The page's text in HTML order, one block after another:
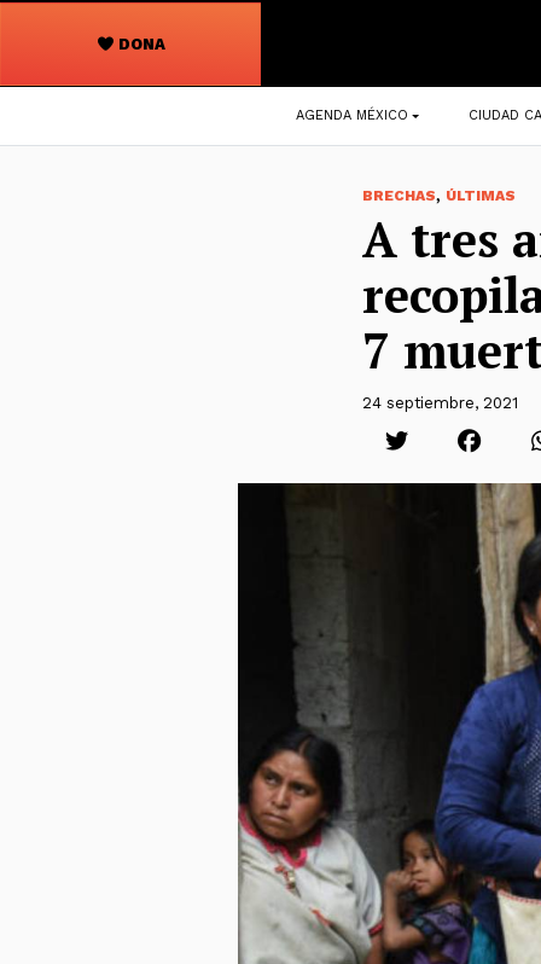
DONA
Navegación
principal
AGENDA MÉXICO CIUDAD
BRECHAS, ÚLTIMAS
A tres
7
24 septiembre, 2021